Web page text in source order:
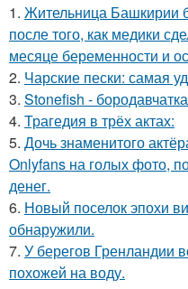
1. Жительница Башкирии
после того, как медики
месяце беременности и
2. Чарские пески: самая
3. Stonefish -
4. Трагедия в трёх актах:
5. Дочь знаменитого
Onlyfans на голых фото,
денег.
6. Новый поселок эпохи
обнаружили.
7. У берегов Гренландии
похожей на воду.